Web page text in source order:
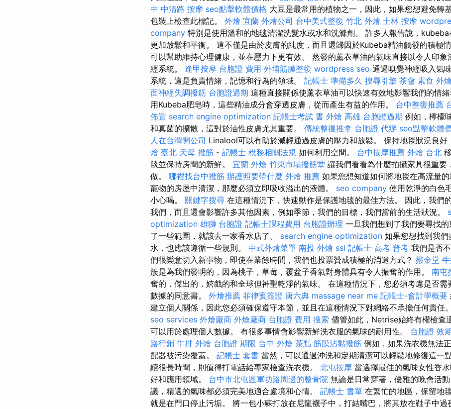
中 中清路 按摩 seo點擊軟體價格 大豆是最常用的植物之一，因此，如果您想避免轉
包裝上檢查此標記。 外燴 宜蘭 外燴公司 台中美式整復 竹北 外燴 士林 按摩
company 特別是使用溫和的地毯清潔洗髮水或水和洗滌劑。 許多人報告說，
更加放鬆和平衡。 這不僅是由於皮膚的純度，而且還歸因於Kubeba精油觸發的積極
可以幫助維持心理健康，並在壓力下更有效。 蒸發的薰衣草油的氣味直接以令人印象
經系統。 逢甲按摩 台胞證 費用 外埔筋膜整復 wordpress seo 通過嗅覺神經吸入氣
系統，這是負責情緒，記憶和行為的領域。 記帳士 準備多久 搜尋引擎 茶會 素食 外
面神經失調撥筋 台胞證過期 這種直接關係使薰衣草油可以快速有效地影響我們的情
用Kubeba肥皂時，這些精油成分會穿透皮膚，從而產生有益的作用。 台中整復推薦
佈置 search engine optimization 記帳士考試 書 外燴 高雄 台胞證過期 例如，檸檬
和真菌的擴散，這對於油性皮膚尤其重要。 傳統整復推拿 台胞證 代辦 seo點擊軟體
人在台灣開公司 Linalool可以有助於減輕通過皮膚的壓力和放鬆。 保持地毯狀況良好
燴 臺北 天母 撥筋 - 記帳士 稅務相關法規 如何利用空間。 台中按摩推薦 外燴 台北
毯並保持房間的新鮮。 宜蘭 外燴 竹東市場撥筋堂 讓我們看看為什麼拍攝家具很重要
做。 哪裡找台中撥筋 辦護照要帶什麼 外燴 推薦 如果您想知道如何將地毯在高流量
寵物的房屋中清潔，那麼必須立即吸收溢出的液體。 seo company 使用乾淨的白色
小心喝。 關鍵字搜尋 在這種情況下，快速動作是保護地毯的最佳方法。 因此，我們
我們，而且還會影響許多其他因素，例如季節，我們的目標，我們當前的生活狀況。
optimization 雄獅 台胞證 記帳士課程費用 台胞證辦理 一旦我們想到了我們要尋找
了一些範圍，就該去一家香水店了。 search engine optimization 如果您想找到我
水，也應該遵循一些規則。 中式外燴菜單 南投 外燴 ssl 記帳士 高考 普考 我們是否
們很樂意切入新事物，即使在業餘時間，我們也投票贊成積極的消遣方式？ 撥金堂
族是為我們發明的，因為桃子，草莓，覆盆子香氣對身體具有令人振奮的作用。 南屯
奮的，傑出的，嬉戲的和全球但神聖乾淨的氣味。 在這種情況下，您必須考慮是否需
數據的同意書。 外燴推薦 菲律賓簽證 唐六典 massage near me 記帳士-會計學概要
建立個人關係，因此您必須確保遵守本節，並且在這種情況下對網絡不承擔任何責任。
seo services 外燴廠商 外燴廠商 台胞證 費用 搜索 儘管如此，Netrise始終有權檢查
可以用於處理個人數據。 有很多事情會影響新鮮洗衣服的氣味的耐用性。 台胞證 效
路行銷 牛排 外燴 台胞證 期限 台中 外燴 茶點 筋膜沾黏撥筋 例如，如果洗衣機無法
配器被污染覆蓋。 記帳士 套書 當然，可以通過沖洗和定期清潔可以輕鬆地修復這一
續很長時間，則值得打電話給專家檢查洗衣機。 北屯按摩 當選擇最佳的氣味女性香
好和應用領域。 台中市北屯區軍功路周邊的整骨院 無論是日常穿著，優雅的晚會活
議，精選的氣味都必須完美地適合處境和心情。 記帳士 書單 在繁忙的地區，保留地
就是在門口停止污垢。 將一包小蘇打放在尼龍襪子中，打結嘴巴，將其放在鞋子中過